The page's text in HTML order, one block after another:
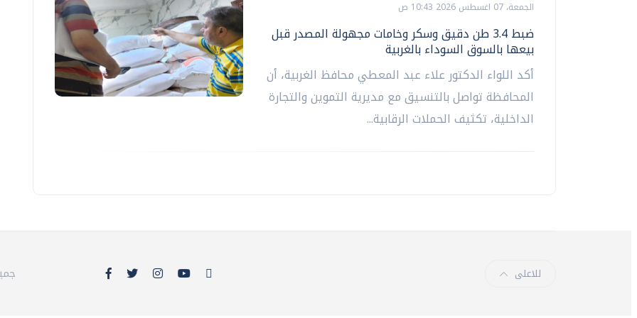
الجمعة، 07 اغسطس 2026 10:43 ص
ضبط 3.4 طن دقيق وسكر وخامات مجهولة المصدر قبل
بيعها بالسوق السوداء بالغربية
أكد اللواء الدكتور علاء عبد المعطي محافظ الغربية، أن
المحافظة تواصل بالتنسيق مع مديرية التموين والتجارة
الداخلية، تكثيف الحملات الرقابية...
© للاعلى